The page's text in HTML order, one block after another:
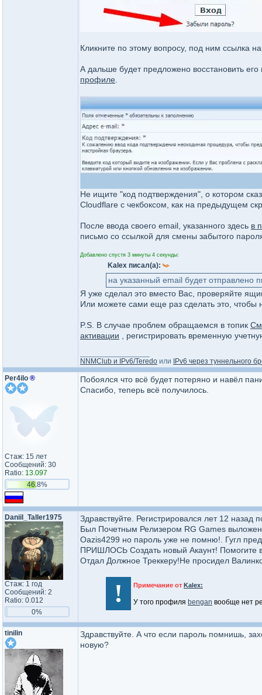
Кликните по этому вопросу, под ним ссылка
А дальше будет предложено восстановить
профиле
Не ищите "код подтверждения", о котором
Cloudflare с чекбоксом, как на предыдущем
После ввода своего email, указанного здесь в
письмо со ссылкой для смены забытого
Добавлено спустя 3 минуты 4 секунды:
Kalex писал(а):
на указанный email будет отправлено
Я уже сделал это вместо Вас, проверяйте
Или можете сами еще раз сделать это, чтобы
P.S. В случае проблем обращаемся в топик
активации , регистрировать временную
NNMClub и IPv6/Teredo или IPv6 через туннельного
Per4ilo ®
Стаж: 15 лет
Сообщений: 30
Ratio: 13.097
46.8%
Побоялся что всё будет потеряно и навёл
Спасибо, теперь всё получилось.
Daniil_Ta​ller1975​
Стаж: 1 год
Сообщений: 2
Ratio: 0.012
0%
Здравствуйте. Регистрировался лет 12 назад
Был Почетным Релизером RG Games
Oazis4299 но пароль уже не помню!. Гугл
ПРИШЛОСЬ Создать новый Акаунт! Помогите
Отдал Должное Треккеру!Не просидел
! Примечание от Kalex:
У того профиля bengan вообще нет
tinilin
Здравствуйте. А что если пароль помнишь,
новую?